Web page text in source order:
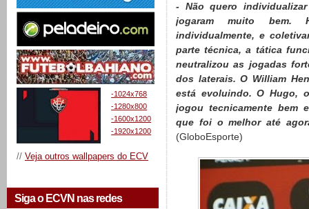
-1024x768
-1280x800
-1600x1200
-1920x1200
// Veja outros wallpapers do ECV
Siga o ECVN nas redes
- Não quero
jogaram muito bem.
individualmente, e
parte técnica, a tática
neutralizou as jogadas
dos laterais. O William
está evoluindo. O Hugo,
jogou tecnicamente bem
que foi o melhor até
(GloboEsporte)